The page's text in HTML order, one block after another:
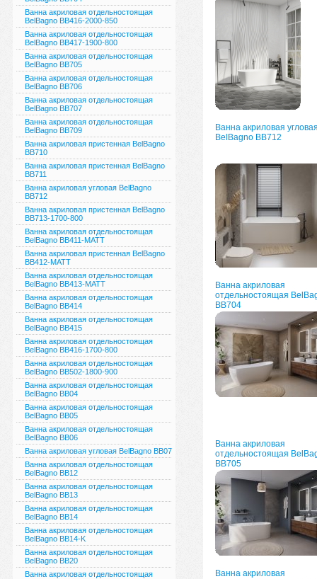
Ванна акриловая отдельностоящая
BelBagno BB416-2000-850
Ванна акриловая отдельностоящая
BelBagno BB417-1900-800
Ванна акриловая отдельностоящая
BelBagno BB705
Ванна акриловая отдельностоящая
BelBagno BB706
Ванна акриловая отдельностоящая
BelBagno BB707
Ванна акриловая отдельностоящая
BelBagno BB709
Ванна акриловая пристенная BelBagno
BB710
Ванна акриловая пристенная BelBagno
BB711
Ванна акриловая угловая BelBagno
BB712
Ванна акриловая пристенная BelBagno
BB713-1700-800
Ванна акриловая отдельностоящая
BelBagno ВВ411-MATT
Ванна акриловая пристенная BelBagno
ВВ412-MATT
Ванна акриловая отдельностоящая
BelBagno ВВ413-MATT
Ванна акриловая отдельностоящая
BelBagno ВВ414
Ванна акриловая отдельностоящая
BelBagno ВВ415
Ванна акриловая отдельностоящая
BelBagno BB416-1700-800
Ванна акриловая отдельностоящая
BelBagno BB502-1800-900
Ванна акриловая отдельностоящая
BelBagno BB04
Ванна акриловая отдельностоящая
BelBagno BB05
Ванна акриловая отдельностоящая
BelBagno BB06
Ванна акриловая угловая BelBagno BB07
Ванна акриловая отдельностоящая
BelBagno BB12
Ванна акриловая отдельностоящая
BelBagno BB13
Ванна акриловая отдельностоящая
BelBagno BB14
Ванна акриловая отдельностоящая
BelBagno BB14-K
Ванна акриловая отдельностоящая
BelBagno BB20
Ванна акриловая отдельностоящая
Ванна акриловая
BelBagno BB712
Ванна акриловая
отдельностоящая
BB704
Ванна акриловая
отдельностоящая
BB705
Ванна акриловая